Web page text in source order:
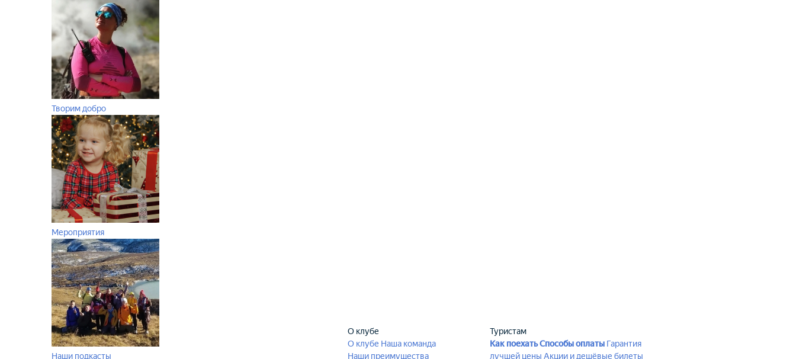
Творим добро
Мероприятия
Наши подкасты
О клубе
О клубе Наша команда
Наши преимущества
Туристам
Как поехать Способы оплаты Гарантия
лучшей цены Акции и дешёвые билеты